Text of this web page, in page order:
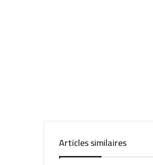
Articles similaires